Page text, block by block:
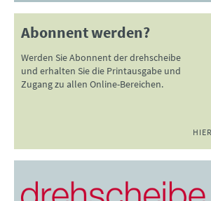
Abonnent werden?
Werden Sie Abonnent der drehscheibe
und erhalten Sie die Printausgabe und
Zugang zu allen Online-Bereichen.